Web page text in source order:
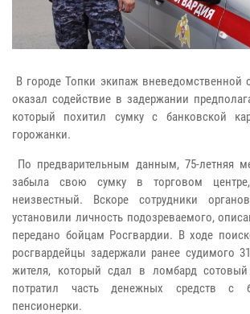
В городе Топки экипаж вневедомственной
оказал содействие в задержании
который похитил сумку с банковской
горожанки.
По предварительным данным, 75-летняя
забыла свою сумку в торговом
неизвестный. Вскоре сотрудники
установили личность подозреваемого,
передано бойцам Росгвардии. В ходе
росгвардейцы задержали ранее судимого
жителя, который сдал в ломбард
потратил часть денежных средств с
пенсионерки.